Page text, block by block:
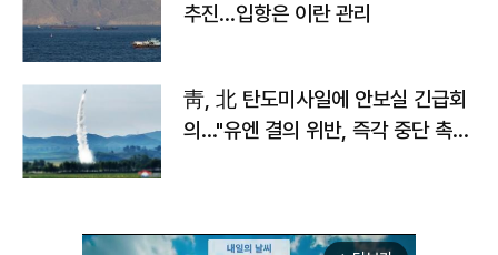
추진…입항은 이란 관리
靑, 北 탄도미사일에 안보실 긴급회
의…"유엔 결의 위반, 즉각 중단 촉